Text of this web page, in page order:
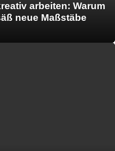
arbeiten: Warum
neue Maßstäbe